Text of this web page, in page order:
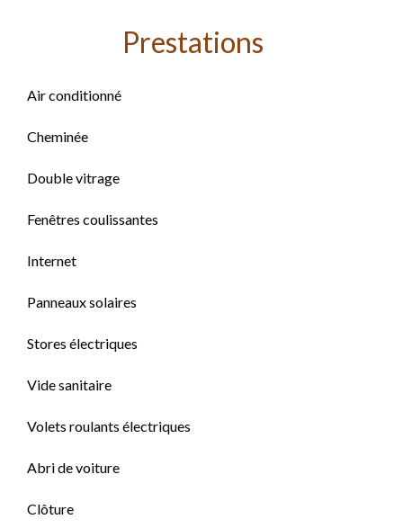
Prestations
Air conditionné
Cheminée
Double vitrage
Fenêtres coulissantes
Internet
Panneaux solaires
Stores électriques
Vide sanitaire
Volets roulants électriques
Abri de voiture
Clôture